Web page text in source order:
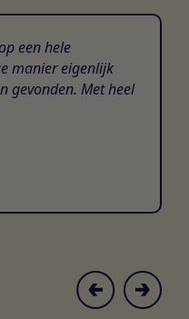
een hele
manier eigenlijk
gevonden. Met heel